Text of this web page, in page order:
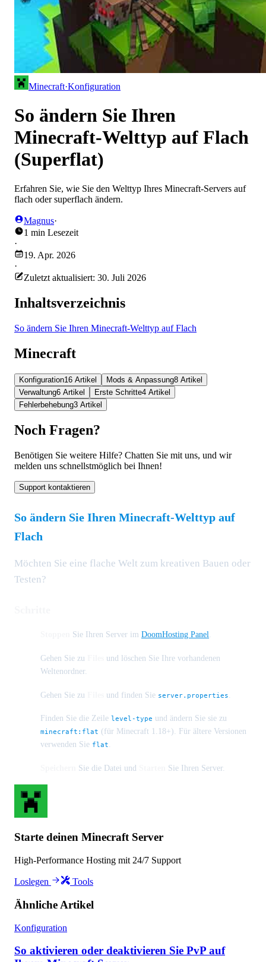
Minecraft·Konfiguration
So ändern Sie Ihren
Minecraft-Welttyp auf Flach
(Superflat)
Erfahren Sie, wie Sie den Welttyp Ihres Minecraft-Servers auf
flach oder superflach ändern.
Magnus·
1 min Lesezeit
·
19. Apr. 2026
·
Zuletzt aktualisiert: 30. Juli 2026
Inhaltsverzeichnis
So ändern Sie Ihren Minecraft-Welttyp auf Flach
Minecraft
Konfiguration16 Artikel Mods & Anpassung8 Artikel
Verwaltung6 Artikel Erste Schritte4 Artikel
Fehlerbehebung3 Artikel
Noch Fragen?
Benötigen Sie weitere Hilfe? Chatten Sie mit uns, und wir
melden uns schnellstmöglich bei Ihnen!
Support kontaktieren
So ändern Sie Ihren Minecraft-Welttyp auf
Flach
Möchten Sie eine flache Welt zum kreativen Bauen oder
Testen?
Sie Ihren Server im DoomHosting Panel.
Gehen Sie zu
und löschen Sie Ihre vorhandenen
Weltenordner.
Gehen Sie zu und finden Sie server.properties
Finden Sie die Zeile level-type und ändern Sie sie zu
minecraft:flat (für Minecraft 1.18+). Für ältere Versionen
verwenden Sie flat.
Sie die Datei und Sie Ihren Server.
Starte deinen Minecraft Server
High-Performance Hosting mit 24/7 Support
Loslegen Tools
Ähnliche Artikel
Konfiguration
So aktivieren oder deaktivieren Sie PvP auf